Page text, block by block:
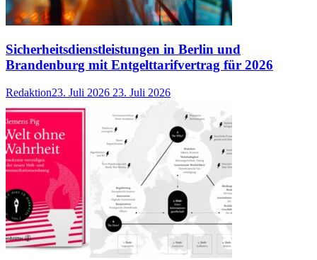
Sicherheitsdienstleistungen in Berlin und
Brandenburg mit Entgelttarifvertrag für 2026
Redaktion23. Juli 2026 23. Juli 2026